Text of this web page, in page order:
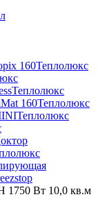
160Теплолюкс
Теплолюкс
160Теплолюкс
Теплолюкс
1750 Вт 10,0 кв.м